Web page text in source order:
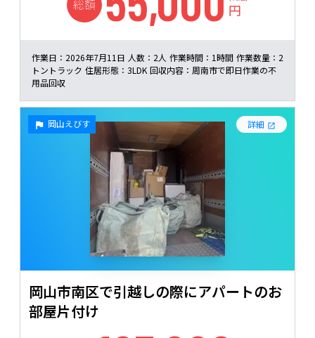
総額 円
作業日： 2026年7月11日 人数： 2人 作業時間： 1時間 作業数量： 2
トントラック 住居形態： 3LDK 回収内容： 周南市で即日作業の不
用品回収
岡山えびす 詳細
岡山市南区で引越しの際にアパートのお
部屋片付け